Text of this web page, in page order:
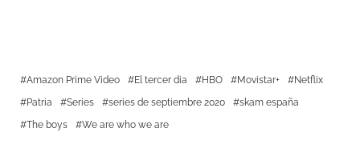
Amazon Prime Video El tercer dia HBO Movistar+
Netflix
Patria
Series series de septiembre 2020
skam españa
The boys
We are who we are